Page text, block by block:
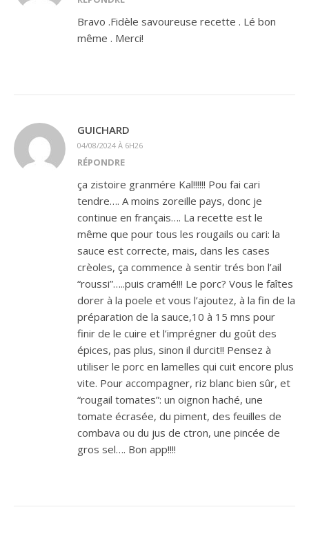
Bravo .Fidèle savoureuse recette . Lé bon
même . Merci!
GUICHARD
04/08/2024 À 6H26
RÉPONDRE
ça zistoire granmére Kal!!!!!! Pou fai cari
tendre…. A moins zoreille pays, donc je
continue en français…. La recette est le
même que pour tous les rougails ou cari: la
sauce est correcte, mais, dans les cases
crèoles, ça commence à sentir trés bon l’ail
“roussi”…..puis cramé!!! Le porc? Vous le faîtes
dorer à la poele et vous l’ajoutez, à la fin de la
préparation de la sauce,10 à 15 mns pour
finir de le cuire et l’imprégner du goût des
épices, pas plus, sinon il durcit!! Pensez à
utiliser le porc en lamelles qui cuit encore plus
vite. Pour accompagner, riz blanc bien sûr, et
“rougail tomates”: un oignon haché, une
tomate écrasée, du piment, des feuilles de
combava ou du jus de ctron, une pincée de
gros sel…. Bon app!!!!